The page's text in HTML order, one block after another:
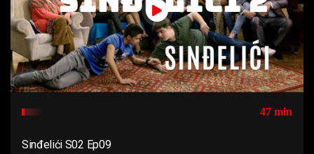
47 min
Sinđelići S02 Ep09